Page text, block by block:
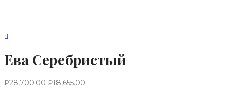
Ева Серебристый
₽28,700.00 ₽18,655.00